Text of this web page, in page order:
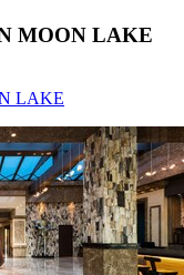
MOON LAKE
LAKE